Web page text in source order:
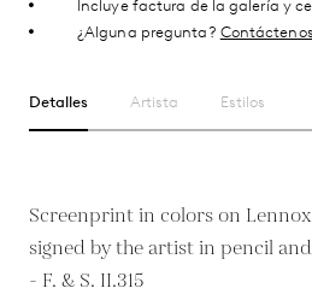
Incluye factura de la galería y
¿Alguna pregunta?
Detalles Artista Estilos
Screenprint in colors on
signed by the artist in pencil
- F. & S. II.315